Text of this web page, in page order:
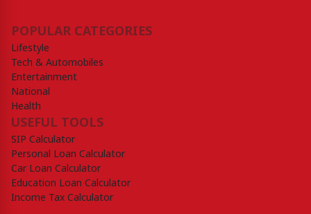
POPULAR CATEGORIES
Lifestyle
Tech & Automobiles
Entertainment
National
Health
USEFUL TOOLS
SIP Calculator
Personal Loan Calculator
Car Loan Calculator
Education Loan Calculator
Income Tax Calculator